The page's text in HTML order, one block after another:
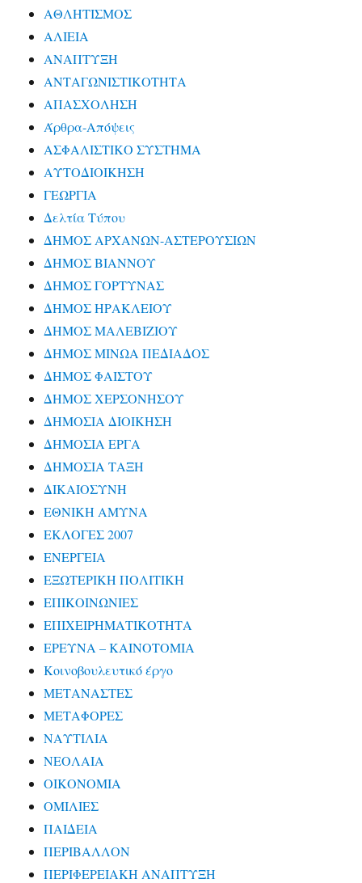
ΑΘΛΗΤΙΣΜΟΣ
ΑΛΙΕΙΑ
ΑΝΑΠΤΥΞΗ
ΑΝΤΑΓΩΝΙΣΤΙΚΟΤΗΤΑ
ΑΠΑΣΧΟΛΗΣΗ
Άρθρα-Απόψεις
ΑΣΦΑΛΙΣΤΙΚΟ ΣΥΣΤΗΜΑ
ΑΥΤΟΔΙΟΙΚΗΣΗ
ΓΕΩΡΓΙΑ
Δελτία Τύπου
ΔΗΜΟΣ ΑΡΧΑΝΩΝ-ΑΣΤΕΡΟΥΣΙΩΝ
ΔΗΜΟΣ ΒΙΑΝΝΟΥ
ΔΗΜΟΣ ΓΟΡΤΥΝΑΣ
ΔΗΜΟΣ ΗΡΑΚΛΕΙΟΥ
ΔΗΜΟΣ ΜΑΛΕΒΙΖΙΟΥ
ΔΗΜΟΣ ΜΙΝΩΑ ΠΕΔΙΑΔΟΣ
ΔΗΜΟΣ ΦΑΙΣΤΟΥ
ΔΗΜΟΣ ΧΕΡΣΟΝΗΣΟΥ
ΔΗΜΟΣΙΑ ΔΙΟΙΚΗΣΗ
ΔΗΜΟΣΙΑ ΕΡΓΑ
ΔΗΜΟΣΙΑ ΤΑΞΗ
ΔΙΚΑΙΟΣΥΝΗ
ΕΘΝΙΚΗ ΑΜΥΝΑ
ΕΚΛΟΓΕΣ 2007
ΕΝΕΡΓΕΙΑ
ΕΞΩΤΕΡΙΚΗ ΠΟΛΙΤΙΚΗ
ΕΠΙΚΟΙΝΩΝΙΕΣ
ΕΠΙΧΕΙΡΗΜΑΤΙΚΟΤΗΤΑ
ΕΡΕΥΝΑ – ΚΑΙΝΟΤΟΜΙΑ
Κοινοβουλευτικό έργο
ΜΕΤΑΝΑΣΤΕΣ
ΜΕΤΑΦΟΡΕΣ
ΝΑΥΤΙΛΙΑ
ΝΕΟΛΑΙΑ
ΟΙΚΟΝΟΜΙΑ
ΟΜΙΛΙΕΣ
ΠΑΙΔΕΙΑ
ΠΕΡΙΒΑΛΛΟΝ
ΠΕΡΙΦΕΡΕΙΑΚΗ ΑΝΑΠΤΥΞΗ